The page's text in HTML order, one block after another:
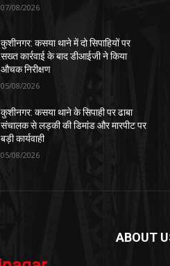
07/08/2026
कुशीनगर: कसया थाने में दो सिपाहियों पर
सख्त कार्रवाई के बाद डीआईजी ने किया
औचक निरीक्षण
05/08/2026
कुशीनगर: कसया थाने के सिपाही पर ढाबा
संचालक से लड़की की डिमांड और मारपीट पर
बड़ी कार्यवाही
05/08/2026
ABOUT